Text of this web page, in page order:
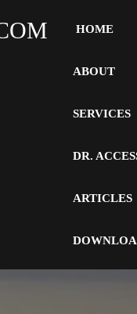
HOME
ABOUT
SERVICES
DR.
ARTICLES